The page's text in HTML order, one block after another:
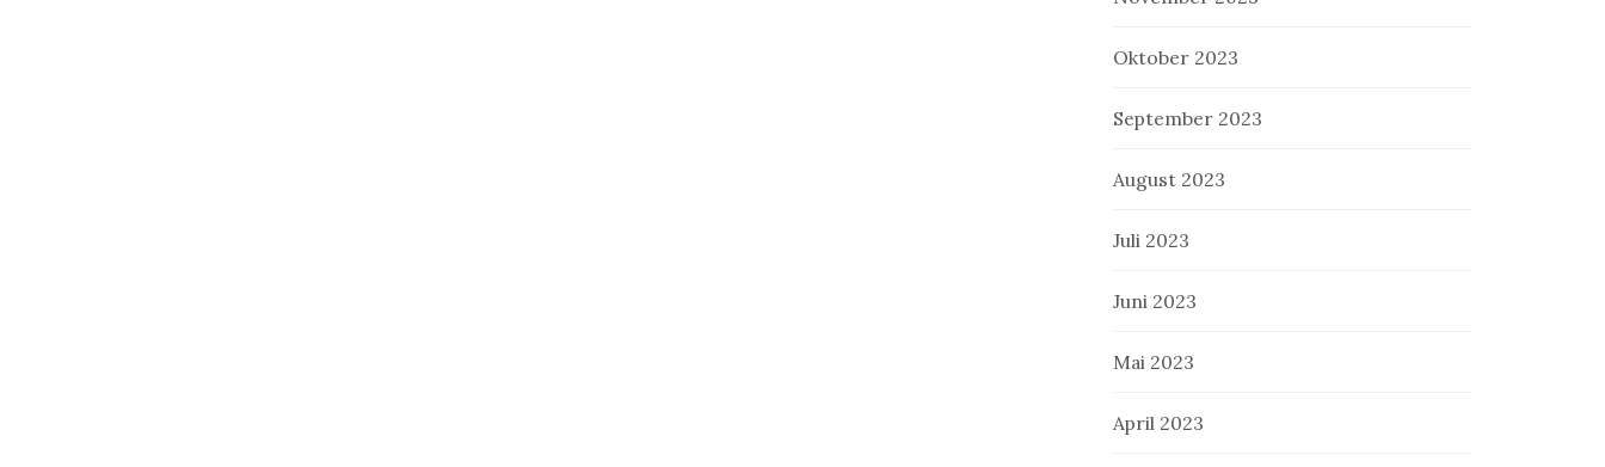
Oktober 2023
September 2023
August 2023
Juli 2023
Juni 2023
Mai 2023
April 2023